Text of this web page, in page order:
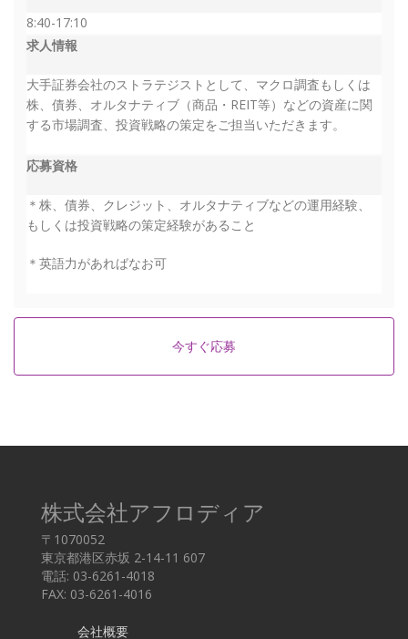
8:40-17:10
求人情報
大手証券会社のストラテジストとして、マクロ調査もしくは
株、債券、オルタナティブ（商品・REIT等）などの資産に関
する市場調査、投資戦略の策定をご担当いただきます。
応募資格
＊株、債券、クレジット、オルタナティブなどの運用経験、
もしくは投資戦略の策定経験があること
＊英語力があればなお可
今すぐ応募
株式会社アフロディア
〒1070052
東京都港区赤坂 2-14-11 607
電話: 03-6261-4018
FAX: 03-6261-4016
会社概要